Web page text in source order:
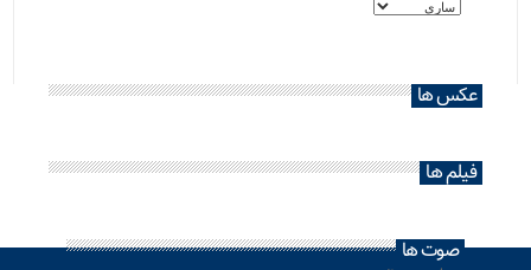
عکس ها
فیلم ها
صوت ها